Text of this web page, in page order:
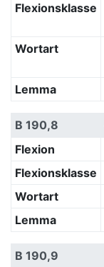
Flexionsklasse
Wortart
Lemma
B 190,8
Flexion
Flexionsklasse
Wortart
Lemma
B 190,9